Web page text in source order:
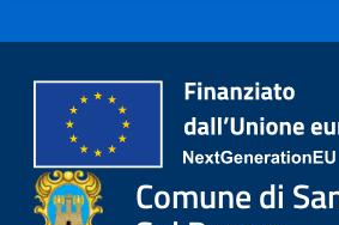
Comune di